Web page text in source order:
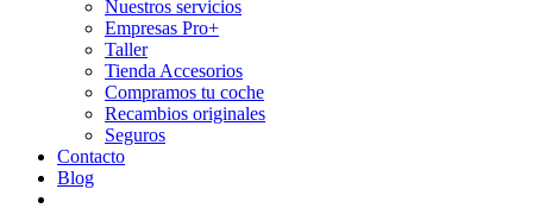
Nuestros servicios
Empresas Pro+
Taller
Tienda Accesorios
Compramos tu coche
Recambios originales
Seguros
Contacto
Blog